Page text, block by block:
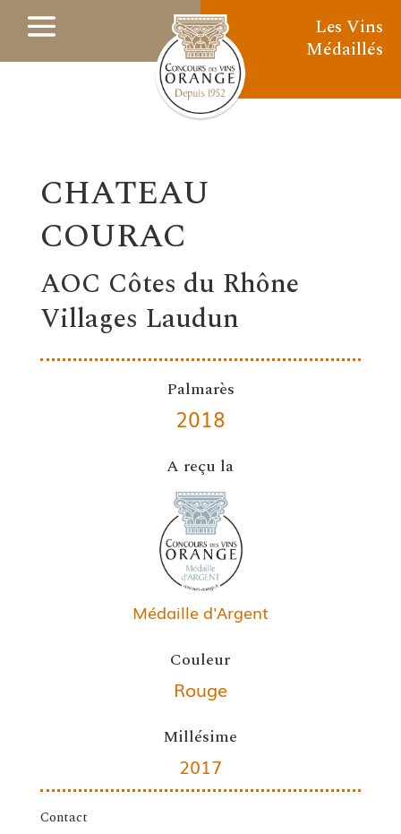
Les Vins
Médaillés
CHATEAU
COURAC
AOC Côtes du Rhône
Villages Laudun
Palmarès
2018
A reçu la
Médaille d'Argent
Couleur
Rouge
Millésime
2017
Contact